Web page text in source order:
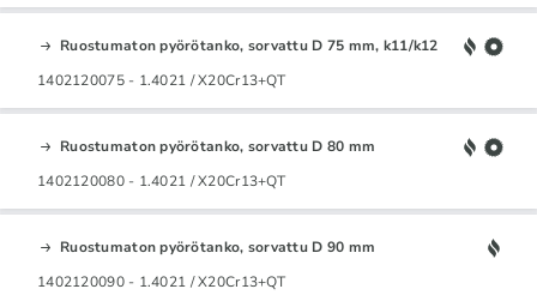
Ruostumaton pyörötanko, sorvattu D 75 mm, k11/k12
1402120075 - 1.4021 / X20Cr13+QT
Ruostumaton pyörötanko, sorvattu D 80 mm
1402120080 - 1.4021 / X20Cr13+QT
Ruostumaton pyörötanko, sorvattu D 90 mm
1402120090 - 1.4021 / X20Cr13+QT